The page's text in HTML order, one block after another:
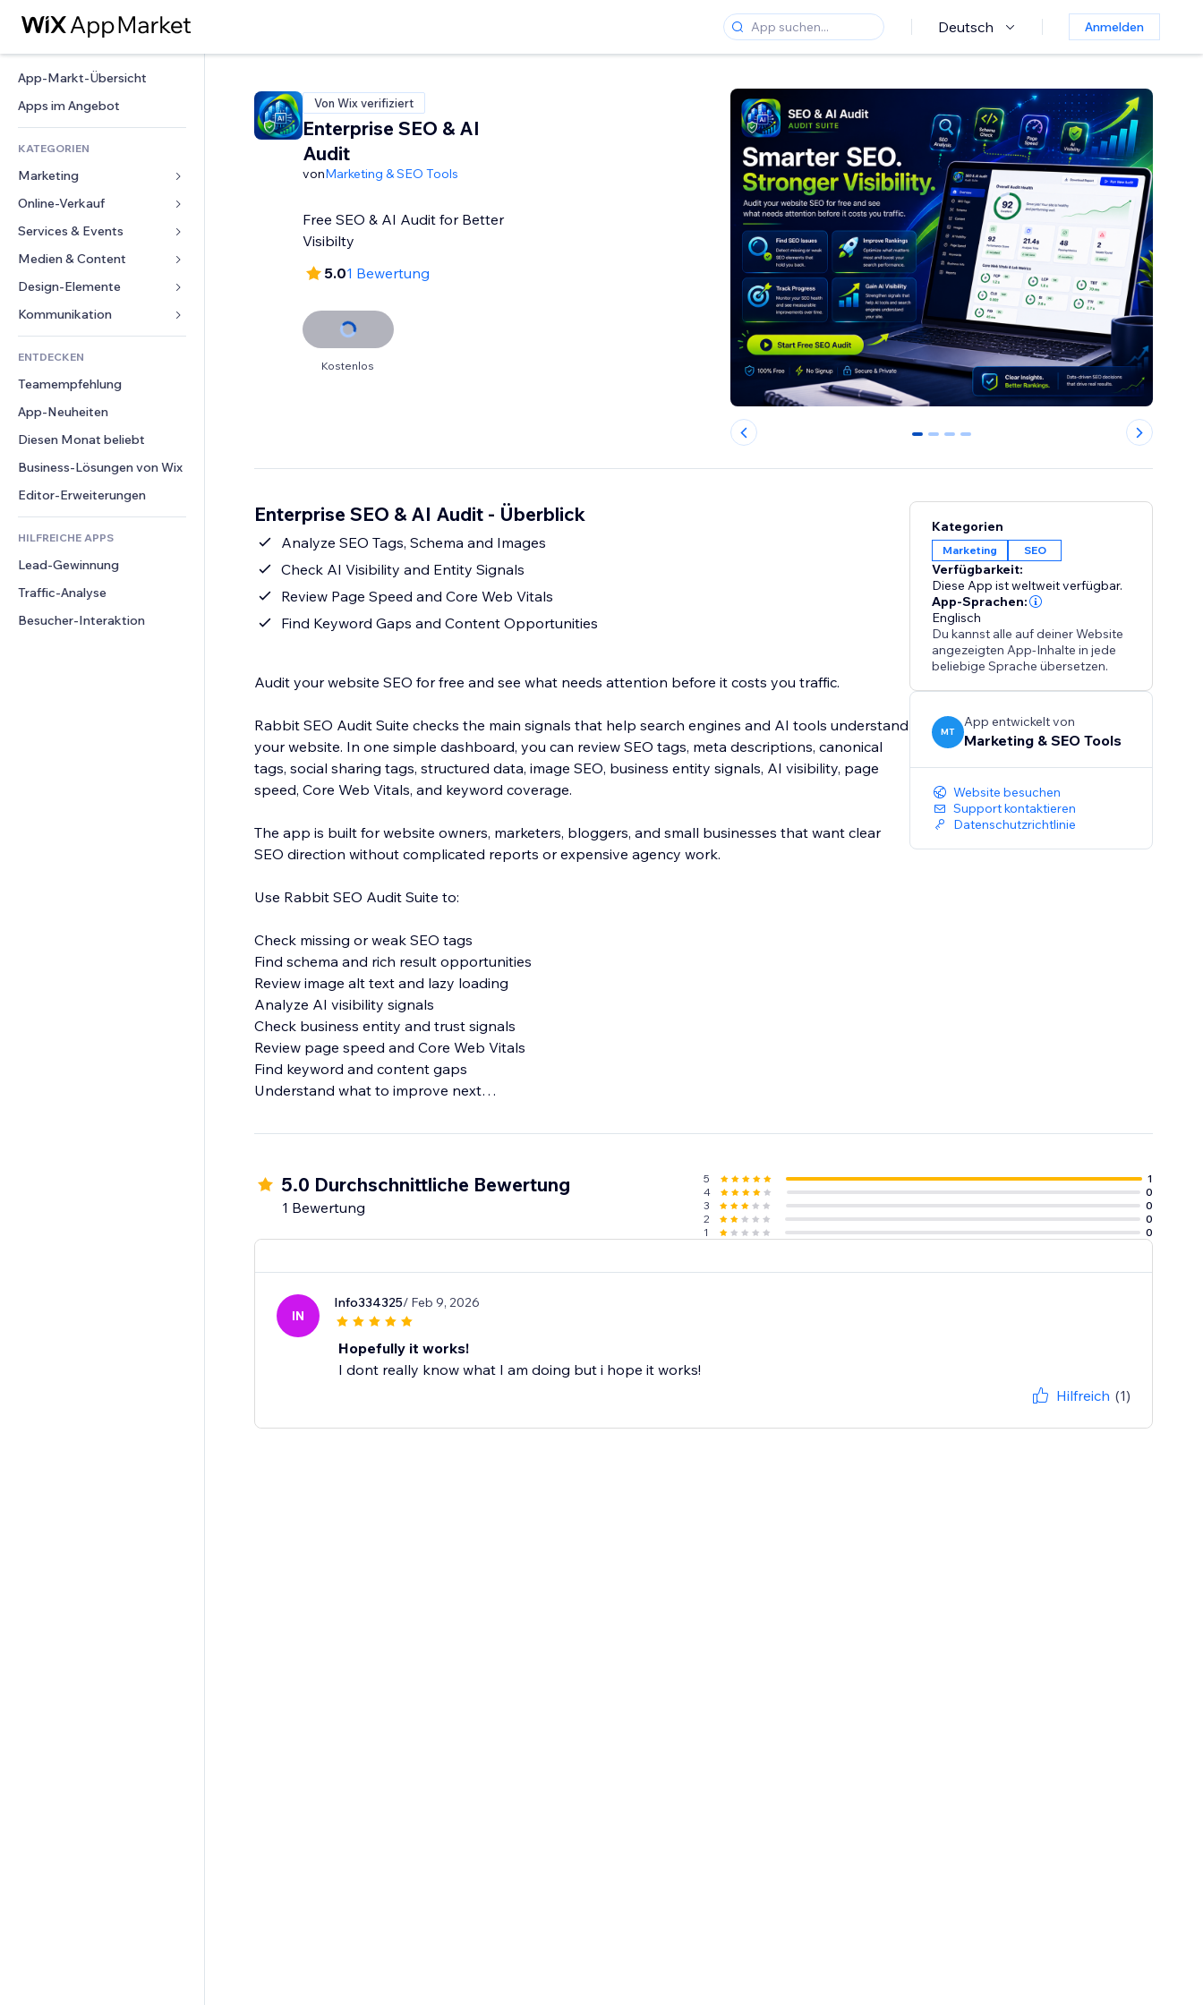
Deutsch Anmelden
App-Markt-Übersicht
Apps im Angebot
KATEGORIEN
Marketing
Anzeigen
Mobil
Statistiken
Website-Einträge
E-Mail
Online-Verkauf
Apps für Shops
Versand & Lieferung
Verkaufen-Buttons
Buchhaltung
Gutscheine & Treuebonus
Lagerlösungen
Speisen & Getränke
Services & Events
Hotels
Events
Restaurants
Immobilien
Buchungen
Medien & Content
Galerie
Musik
Podcasts
Fotografie
Video
PDF
Dateifreigabe
News
Design-Elemente
Karten & Navigation
Datenschutz & Sicherheit
Uhr
Seiten-Vorlagen
Bildeffekte
Buttons & Menüs
Banner & Abzeichen
Taschenrechner
Suche
Wetter
Diagramme & Tabellen
Formulare
Umfragen
Chat
Kommentare
Telefon
Community
Bewertungen und Feedback
CRM
ENTDECKEN
Teamempfehlung
App-Neuheiten
Diesen Monat beliebt
Business-Lösungen von Wix
Editor-Erweiterungen
HILFREICHE APPS
Lead-Gewinnung
Traffic-Analyse
Besucher-Interaktion
Von Wix verifiziert
Enterprise SEO & AI
Audit
vonMarketing & SEO Tools
Free SEO & AI Audit for Better
Visibilty
5.01 Bewertung
Kostenlos
0 1 2 3
Enterprise SEO & AI Audit - Überblick
Analyze SEO Tags, Schema and Images
Check AI Visibility and Entity Signals
Review Page Speed and Core Web Vitals
Find Keyword Gaps and Content Opportunities
Audit your website SEO for free and see what needs attention before it costs you traffic.
Rabbit SEO Audit Suite checks the main signals that help search engines and AI tools understand
your website. In one simple dashboard, you can review SEO tags, meta descriptions, canonical
tags, social sharing tags, structured data, image SEO, business entity signals, AI visibility, page
speed, Core Web Vitals, and keyword coverage.
The app is built for website owners, marketers, bloggers, and small businesses that want clear
SEO direction without complicated reports or expensive agency work.
Use Rabbit SEO Audit Suite to:
Check missing or weak SEO tags
Find schema and rich result opportunities
Review image alt text and lazy loading
Analyze AI visibility signals
Check business entity and trust signals
Review page speed and Core Web Vitals
Find keyword and content gaps
Understand what to improve next
Instead of guessing why a page is not ranking, you get a practical audit that shows what is
Start with a free SEO audit and build a stronger, more search-friendly website.
Kategorien
Marketing SEO
Verfügbarkeit:
Diese App ist weltweit verfügbar.
App-Sprachen:
Englisch
Du kannst alle auf deiner Website
angezeigten App-Inhalte in jede
beliebige Sprache übersetzen.
MT
App entwickelt von
Marketing & SEO Tools
Website besuchen
Support kontaktieren
Datenschutzrichtlinie
5.0 Durchschnittliche Bewertung
1 Bewertung
5
1
4
0
3
0
2
0
1
0
IN
Info334325/ Feb 9, 2026
Hopefully it works!
I dont really know what I am doing but i hope it works!
Hilfreich (1)